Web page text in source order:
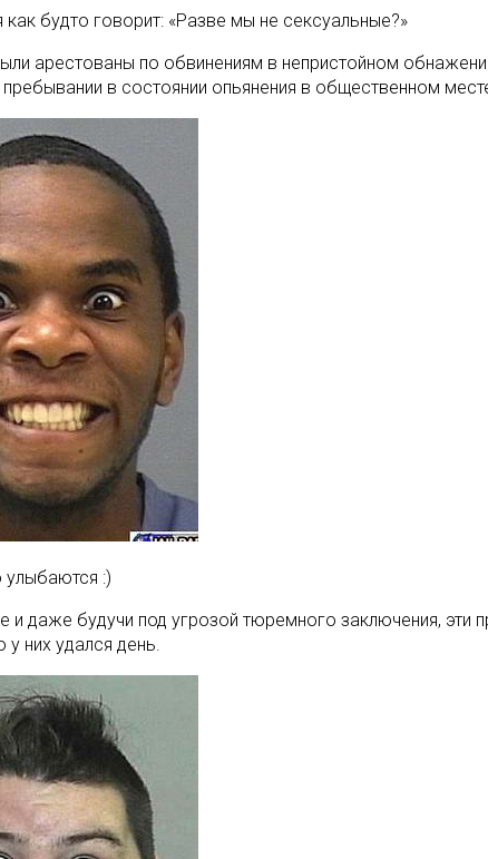
будто говорит: «Разве мы не сексуальные?»
арестованы по обвинениям в непристойном
пребывании в состоянии опьянения в общественном
улыбаются :)
даже будучи под угрозой тюремного заключения, эти
у них удался день.